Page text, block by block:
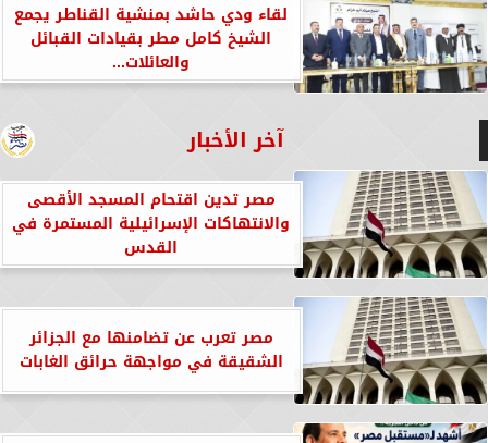
لقاء ودي حاشد بمنشية القناطر يجمع
الشيخ كامل مطر بقيادات القبائل
والعائلات...
آخر الأخبار
مصر تدين اقتحام المسجد الأقصى
والانتهاكات الإسرائيلية المستمرة في
القدس
مصر تعرب عن تضامنها مع الجزائر
الشقيقة في مواجهة حرائق الغابات